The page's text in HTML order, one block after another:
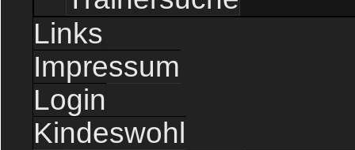
Links
Impressum
Login
Kindeswohl